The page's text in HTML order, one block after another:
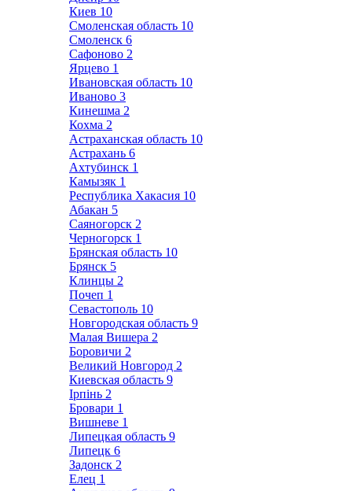
Киев 10
Смоленская область 10
Смоленск 6
Сафоново 2
Ярцево 1
Ивановская область 10
Иваново 3
Кинешма 2
Кохма 2
Астраханская область 10
Астрахань 6
Ахтубинск 1
Камызяк 1
Республика Хакасия 10
Абакан 5
Саяногорск 2
Черногорск 1
Брянская область 10
Брянск 5
Клинцы 2
Почеп 1
Севастополь 10
Новгородская область 9
Малая Вишера 2
Боровичи 2
Великий Новгород 2
Киевская область 9
Ірпінь 2
Бровари 1
Вишневе 1
Липецкая область 9
Липецк 6
Задонск 2
Елец 1